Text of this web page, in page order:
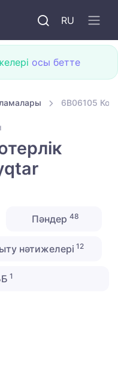
RU
осы бетте
6B06105
Пәндер 48
нәтижелері 12
1